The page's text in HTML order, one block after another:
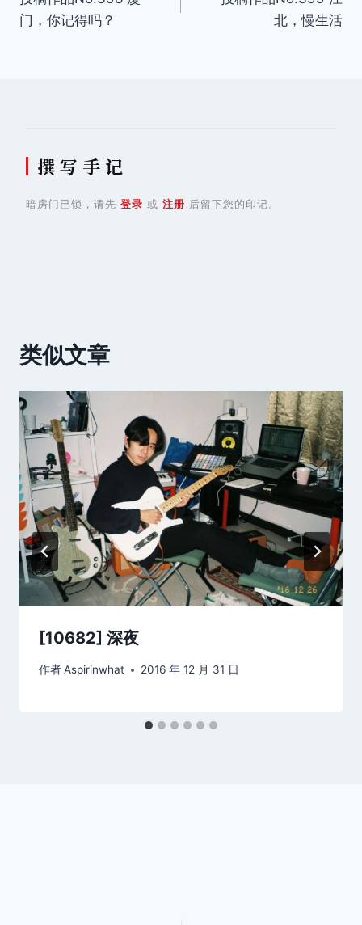
章
门，你记得吗？
北，慢生活
撰 写 手 记
暗房门已锁，请先 登录 或 注册 后留下您的印记。
类似文章
[10682] 深夜
作者Aspirinwhat 2016 年 12 月 31 日